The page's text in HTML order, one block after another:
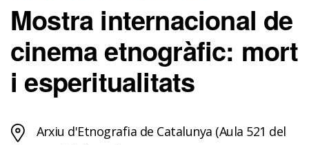
Mostra internacional de
cinema etnogràfic: mort
i esperitualitats
Arxiu d'Etnografia de Catalunya (Aula 521 del